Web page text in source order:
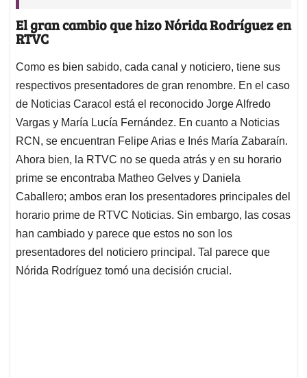
El gran cambio que hizo Nórida Rodríguez en
RTVC
Como es bien sabido, cada canal y noticiero, tiene sus
respectivos presentadores de gran renombre. En el caso
de Noticias Caracol está el reconocido Jorge Alfredo
Vargas y María Lucía Fernández. En cuanto a Noticias
RCN, se encuentran Felipe Arias e Inés María Zabaraín.
Ahora bien, la RTVC no se queda atrás y en su horario
prime se encontraba Matheo Gelves y Daniela
Caballero; ambos eran los presentadores principales del
horario prime de RTVC Noticias. Sin embargo, las cosas
han cambiado y parece que estos no son los
presentadores del noticiero principal. Tal parece que
Nórida Rodríguez tomó una decisión crucial.